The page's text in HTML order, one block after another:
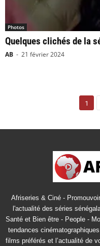
Photos
Quelques clichés de la
AB - 21 février 2024
1
Afriseries & Ciné -
l'actualité des séries
Santé et Bien être - People -
tendances
films préférés et l’actualité de